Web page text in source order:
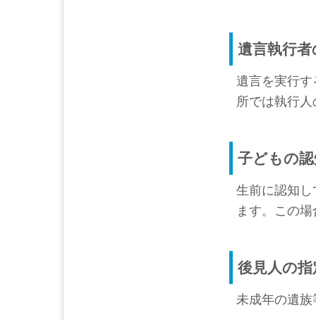
遺言執行者
遺言を実行
所では執行
子どもの
生前に認知
ます。この
後見人の指
未成年の遺